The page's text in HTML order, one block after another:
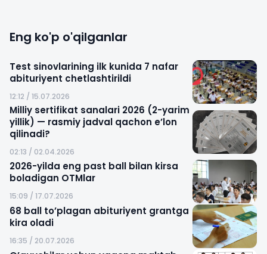
Eng ko'p o'qilganlar
Test sinovlarining ilk kunida 7 nafar
abituriyent chetlashtirildi
12:12 / 15.07.2026
Milliy sertifikat sanalari 2026 (2-yarim
yillik) — rasmiy jadval qachon e’lon
qilinadi?
02:13 / 02.04.2026
2026-yilda eng past ball bilan kirsa
boladigan OTMlar
15:09 / 17.07.2026
68 ball to’plagan abituriyent grantga
kira oladi
16:35 / 20.07.2026